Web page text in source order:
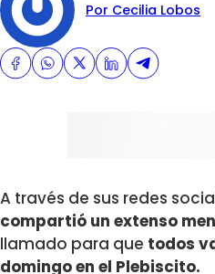
Por Cecilia Lobos
A través de sus redes
compartió un extenso
llamado para que todos
domingo en el Plebiscito.